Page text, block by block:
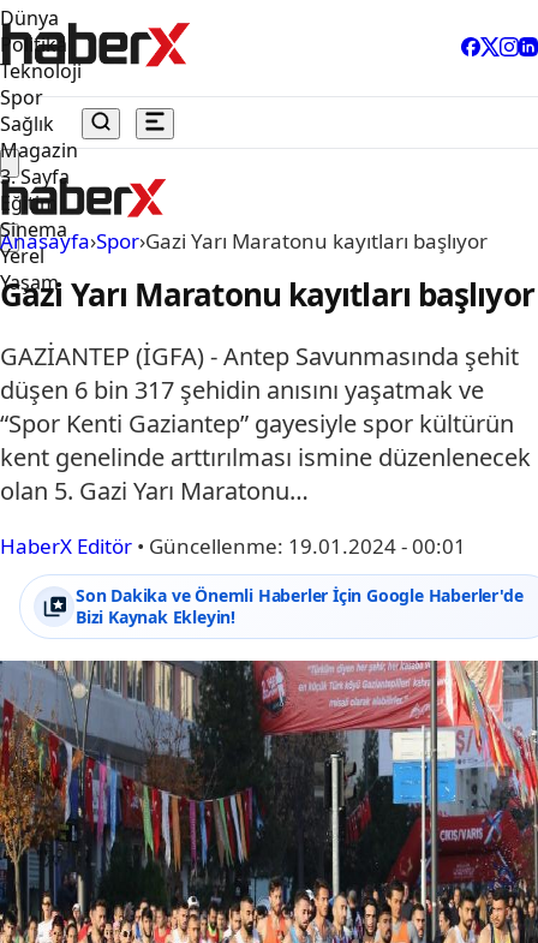
Dünya
Politika
Teknoloji
Spor
Sağlık
Magazin
3. Sayfa
Eğitim
Sinema
Yerel
Yaşam
Anasayfa›Spor›Gazi Yarı Maratonu kayıtları başlıyor
Gazi Yarı Maratonu kayıtları başlıyor
GAZİANTEP (İGFA) - Antep Savunmasında şehit
düşen 6 bin 317 şehidin anısını yaşatmak ve
“Spor Kenti Gaziantep” gayesiyle spor kültürün
kent genelinde arttırılması ismine düzenlenecek
olan 5. Gazi Yarı Maratonu…
HaberX Editör • Güncellenme: 19.01.2024 - 00:01
Son Dakika ve Önemli Haberler İçin Google Haberler'de
Bizi Kaynak Ekleyin!